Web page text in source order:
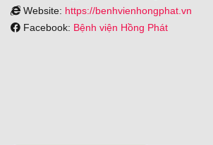
Website: https://benhvienhongphat.vn
Facebook: Bệnh viện Hồng Phát